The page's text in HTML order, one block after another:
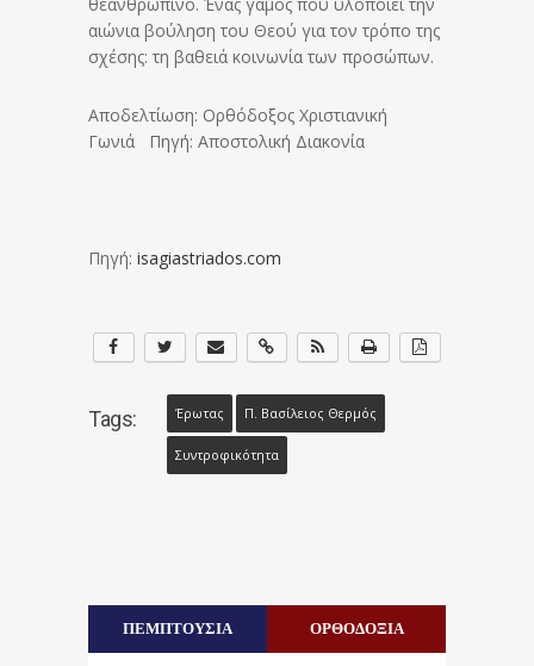
αιώνια βούληση του Θεού για τον τρόπο της
σχέσης: τη βαθειά κοινωνία των προσώπων.
Αποδελτίωση: Ορθόδοξος Χριστιανική
Γωνιά Πηγή: Αποστολική Διακονία
Πηγή: isagiastriados.com
Tags: Έρωτας Π. Βασίλειος Θερμός
Συντροφικότητα
ΠΕΜΠΤΟΥΣΙΑ ΟΡΘΟΔΟΞΙΑ